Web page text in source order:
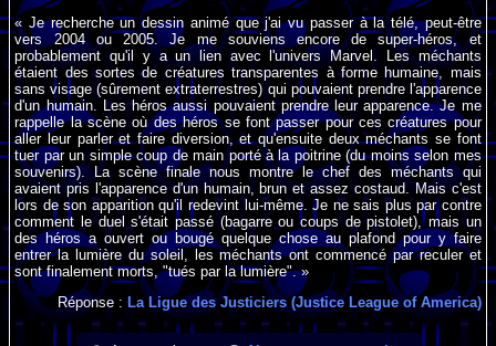
« Je recherche un dessin animé que j'ai vu passer à la télé, peut-être
vers 2004 ou 2005. Je me souviens encore de super-héros, et
probablement qu'il y a un lien avec l'univers Marvel. Les méchants
étaient des sortes de créatures transparentes à forme humaine, mais
sans visage (sûrement extraterrestres) qui pouvaient prendre l'apparence
d'un humain. Les héros aussi pouvaient prendre leur apparence. Je me
rappelle la scène où des héros se font passer pour ces créatures pour
aller leur parler et faire diversion, et qu'ensuite deux méchants se font
tuer par un simple coup de main porté à la poitrine (du moins selon mes
souvenirs). La scène finale nous montre le chef des méchants qui
avaient pris l'apparence d'un humain, brun et assez costaud. Mais c'est
lors de son apparition qu'il redevint lui-même. Je ne sais plus par contre
comment le duel s'était passé (bagarre ou coups de pistolet), mais un
des héros a ouvert ou bougé quelque chose au plafond pour y faire
entrer la lumière du soleil, les méchants ont commencé par reculer et
sont finalement morts, "tués par la lumière". »
Réponse : La Ligue des Justiciers (Justice League of America)